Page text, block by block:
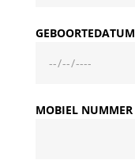
GEBOORTEDATUM
MOBIEL NUMMER